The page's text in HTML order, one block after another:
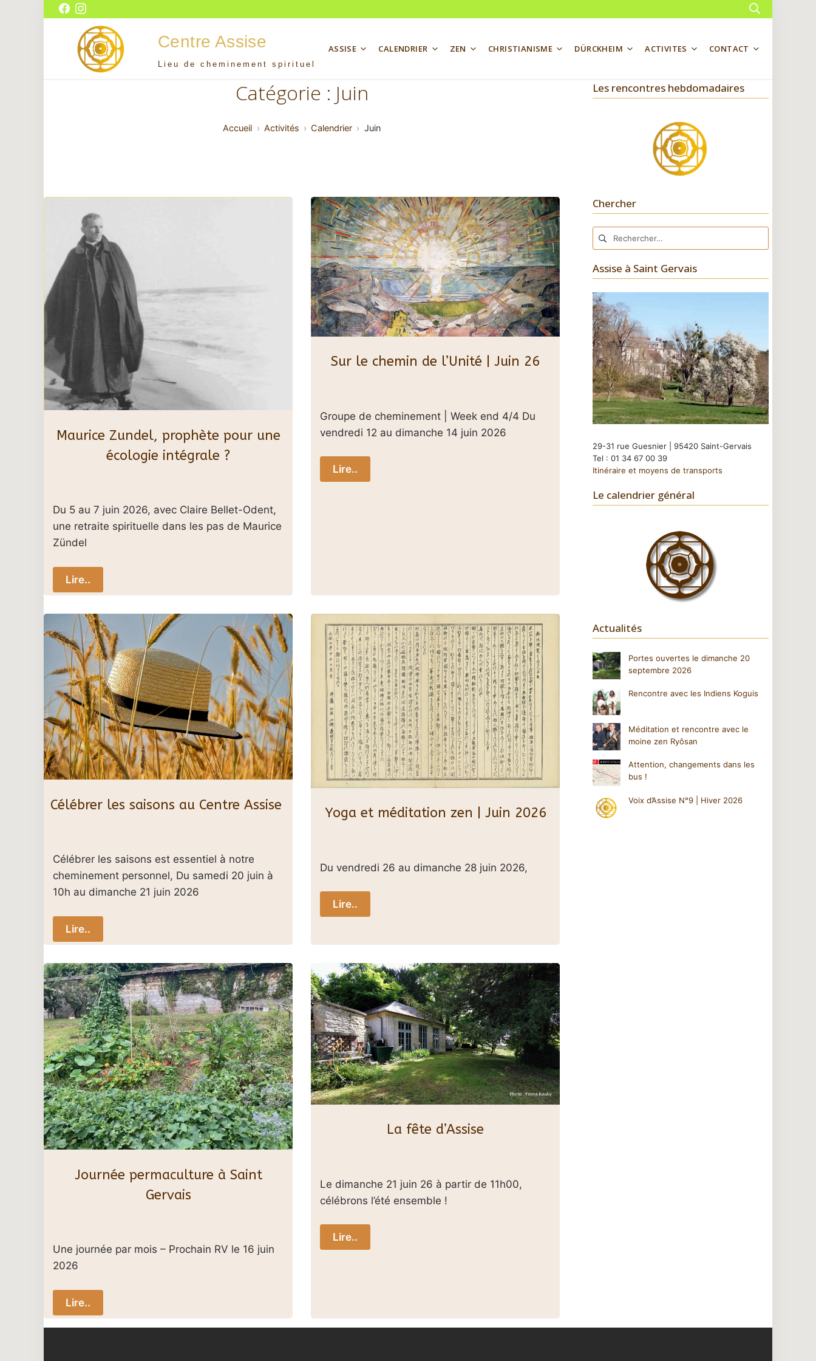
FacebookInstagram
Centre Assise
Lieu de cheminement spirituel
ASSISE CALENDRIER ZEN CHRISTIANISME DÜRCKHEIM ACTIVITES CONTACT
Catégorie : Juin
Accueil Activités Calendrier Juin
Maurice Zundel, prophète pour une
écologie intégrale ?
Du 5 au 7 juin 2026, avec Claire Bellet-Odent,
une retraite spirituelle dans les pas de Maurice
Zündel
Lire..
Sur le chemin de l’Unité | Juin 26
Groupe de cheminement | Week end 4/4 Du
vendredi 12 au dimanche 14 juin 2026
Lire..
Célébrer les saisons au Centre Assise
Célébrer les saisons est essentiel à notre
cheminement personnel, Du samedi 20 juin à
10h au dimanche 21 juin 2026
Lire..
Yoga et méditation zen | Juin 2026
Du vendredi 26 au dimanche 28 juin 2026,
Lire..
Journée permaculture à Saint
Gervais
Une journée par mois – Prochain RV le 16 juin
2026
Lire..
La fête d’Assise
Le dimanche 21 juin 26 à partir de 11h00,
célébrons l’été ensemble !
Lire..
Les rencontres hebdomadaires
Chercher
Assise à Saint Gervais
29-31 rue Guesnier | 95420 Saint-Gervais
Tel : 01 34 67 00 39
Itinéraire et moyens de transports
Le calendrier général
Actualités
Portes ouvertes le dimanche 20
septembre 2026
Rencontre avec les Indiens Koguis
Méditation et rencontre avec le
moine zen Ryôsan
Attention, changements dans les
bus !
Voix d’Assise N°9 | Hiver 2026